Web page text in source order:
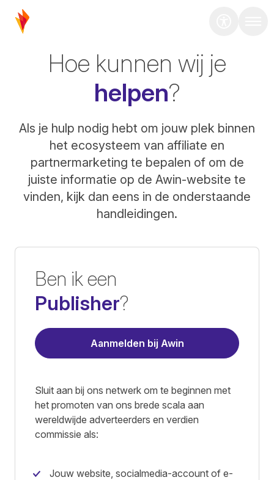
Hoe kunnen wij je
helpen?
Als je hulp nodig hebt om jouw plek binnen
het ecosysteem van affiliate en
partnermarketing te bepalen of om de
juiste informatie op de Awin-website te
vinden, kijk dan eens in de onderstaande
handleidingen.
Ben ik een
Publisher?
Aanmelden bij Awin
Sluit aan bij ons netwerk om te beginnen met
het promoten van ons brede scala aan
wereldwijde adverteerders en verdien
commissie als:
Jouw website, socialmedia-account of e-